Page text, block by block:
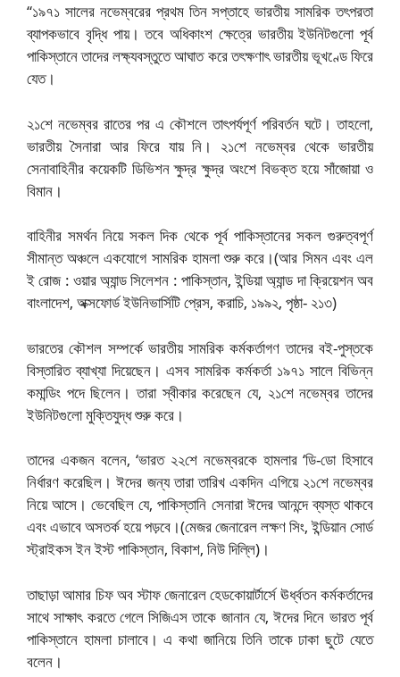
“১৯৭১ সালের নভেম্বরের প্রথম তিন সপ্তাহে ভারতীয় সামরিক তৎপরতা
ব্যাপকভাবে বৃদ্ধি পায়। তবে অধিকাংশ ক্ষেত্রে ভারতীয় ইউনিটগুলো পূর্ব
পাকিস্তানে তাদের লক্ষ্যবস্তুতে আঘাত করে তৎক্ষণাৎ ভারতীয় ভূখণ্ডে ফিরে
যেত।
২১শে নভেম্বর রাতের পর এ কৌশলে তাৎপর্যপূর্ণ পরিবর্তন ঘটে। তাহলো,
ভারতীয় সৈনারা আর ফিরে যায় নি। ২১শে নভেম্বর থেকে ভারতীয়
সেনাবাহিনীর কয়েকটি ডিভিশন ক্ষুদ্র ক্ষুদ্র অংশে বিভক্ত হয়ে সাঁজোয়া ও
বিমান।
বাহিনীর সমর্থন নিয়ে সকল দিক থেকে পূর্ব পাকিস্তানের সকল গুরুত্বপূর্ণ
সীমান্ত অঞ্চলে একযোগে সামরিক হামলা শুরু করে।(আর সিমন এবং এল
ই রোজ : ওয়ার অ্যান্ড সিলেশন : পাকিস্তান, ইন্ডিয়া অ্যান্ড দা ক্রিয়েশন অব
বাংলাদেশ, অক্সফোর্ড ইউনিভার্সিটি প্রেস, করাচি, ১৯৯২, পৃষ্ঠা- ২১৩)
ভারতের কৌশল সম্পর্কে ভারতীয় সামরিক কর্মকর্তাগণ তাদের বই-পুস্তকে
বিস্তারিত ব্যাখ্যা দিয়েছেন। এসব সামরিক কর্মকর্তা ১৯৭১ সালে বিভিন্ন
কমান্ডিং পদে ছিলেন। তারা স্বীকার করেছেন যে, ২১শে নভেম্বর তাদের
ইউনিটগুলো মুক্তিযুদ্ধ শুরু করে।
তাদের একজন বলেন, ‘ভারত ২২শে নভেম্বরকে হামলার ‘ডি-ডো হিসাবে
নির্ধারণ করেছিল। ঈদের জন্য তারা তারিখ একদিন এগিয়ে ২১শে নভেম্বর
নিয়ে আসে। ভেবেছিল যে, পাকিস্তানি সেনারা ঈদের আনন্দে ব্যস্ত থাকবে
এবং এভাবে অসতর্ক হয়ে পড়বে।(মেজর জেনারেল লক্ষণ সিং, ইন্ডিয়ান সোর্ড
স্ট্রাইকস ইন ইস্ট পাকিস্তান, বিকাশ, নিউ দিল্লি)।
তাছাড়া আমার চিফ অব স্টাফ জেনারেল হেডকোয়ার্টার্সে ঊর্ধ্বতন কর্মকর্তাদের
সাথে সাক্ষাৎ করতে গেলে সিজিএস তাকে জানান যে, ঈদের দিনে ভারত পূর্ব
পাকিস্তানে হামলা চালাবে। এ কথা জানিয়ে তিনি তাকে ঢাকা ছুটে যেতে
বলেন।